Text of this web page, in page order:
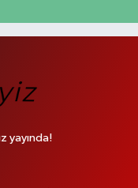
yayında!